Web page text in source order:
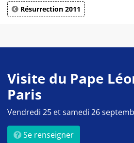
Résurrection 2011
Visite du Pape
Paris
Vendredi 25 et samedi 26
Se renseigner